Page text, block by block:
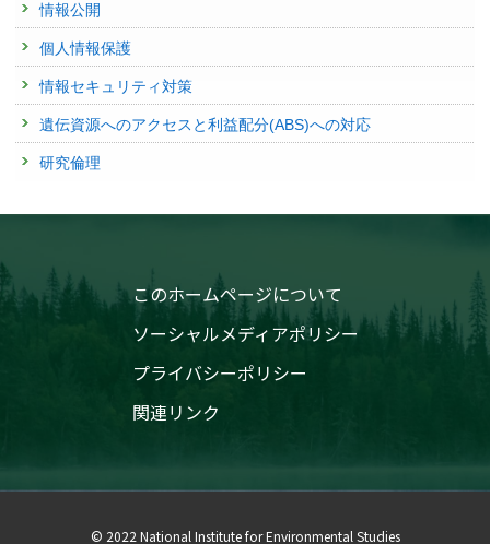
情報公開
個人情報保護
情報セキュリティ対策
遺伝資源へのアクセスと利益配分(ABS)への対応
研究倫理
このホームページについて
ソーシャルメディアポリシー
プライバシーポリシー
関連リンク
© 2022 National Institute for Environmental Studies